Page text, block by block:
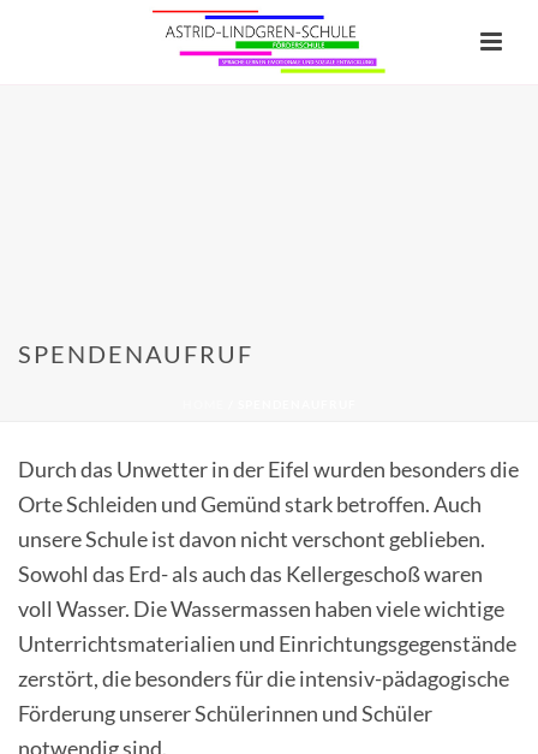
SPENDENAUFRUF
Durch das Unwetter in der Eifel wurden besonders die
Orte Schleiden und Gemünd stark betroffen. Auch
unsere Schule ist davon nicht verschont geblieben.
Sowohl das Erd- als auch das Kellergeschoß waren
voll Wasser. Die Wassermassen haben viele wichtige
Unterrichtsmaterialien und Einrichtungsgegenstände
zerstört, die besonders für die intensiv-pädagogische
Förderung unserer Schülerinnen und Schüler
notwendig sind.